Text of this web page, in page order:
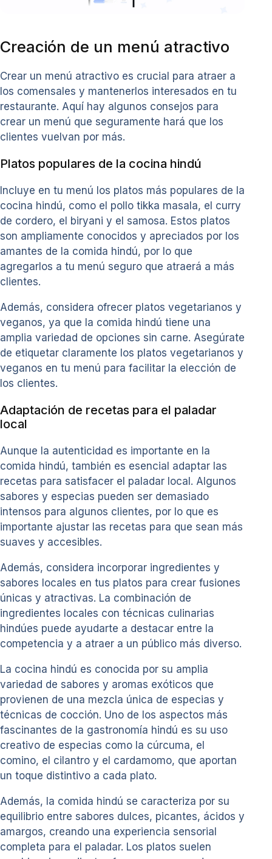
Creación de un menú atractivo
Crear un menú atractivo es crucial para atraer a
los comensales y mantenerlos interesados en tu
restaurante. Aquí hay algunos consejos para
crear un menú que seguramente hará que los
clientes vuelvan por más.
Platos populares de la cocina hindú
Incluye en tu menú los platos más populares de la
cocina hindú, como el pollo tikka masala, el curry
de cordero, el biryani y el samosa. Estos platos
son ampliamente conocidos y apreciados por los
amantes de la comida hindú, por lo que
agregarlos a tu menú seguro que atraerá a más
clientes.
Además, considera ofrecer platos vegetarianos y
veganos, ya que la comida hindú tiene una
amplia variedad de opciones sin carne. Asegúrate
de etiquetar claramente los platos vegetarianos y
veganos en tu menú para facilitar la elección de
los clientes.
Adaptación de recetas para el paladar
local
Aunque la autenticidad es importante en la
comida hindú, también es esencial adaptar las
recetas para satisfacer el paladar local. Algunos
sabores y especias pueden ser demasiado
intensos para algunos clientes, por lo que es
importante ajustar las recetas para que sean más
suaves y accesibles.
Además, considera incorporar ingredientes y
sabores locales en tus platos para crear fusiones
únicas y atractivas. La combinación de
ingredientes locales con técnicas culinarias
hindúes puede ayudarte a destacar entre la
competencia y a atraer a un público más diverso.
La cocina hindú es conocida por su amplia
variedad de sabores y aromas exóticos que
provienen de una mezcla única de especias y
técnicas de cocción. Uno de los aspectos más
fascinantes de la gastronomía hindú es su uso
creativo de especias como la cúrcuma, el
comino, el cilantro y el cardamomo, que aportan
un toque distintivo a cada plato.
Además, la comida hindú se caracteriza por su
equilibrio entre sabores dulces, picantes, ácidos y
amargos, creando una experiencia sensorial
completa para el paladar. Los platos suelen